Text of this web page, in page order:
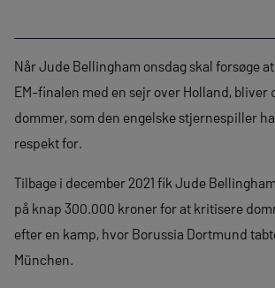
Når Jude Bellingham onsdag skal forsøge
EM-finalen med en sejr over Holland, bliver
dommer, som den engelske stjernespiller
respekt for.
Tilbage i december 2021 fik Jude
på knap 300.000 kroner for at kritisere
efter en kamp, hvor Borussia Dortmund
München.